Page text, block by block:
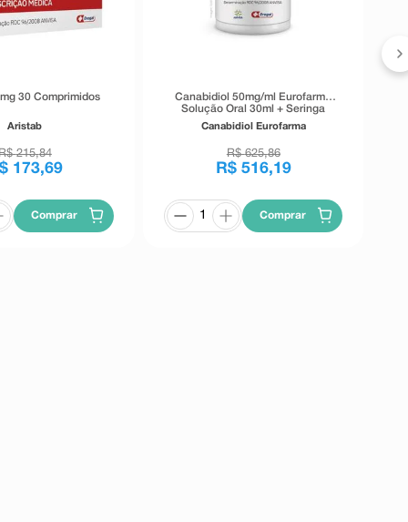
30 Comprimidos
Aristab
215,84
173,69
Comprar
Canabidiol 50mg/ml Eurofarma
Solução Oral 30ml + Seringa
Dosadora
Canabidiol Eurofarma
R$ 625,86
R$ 516,19
Comprar